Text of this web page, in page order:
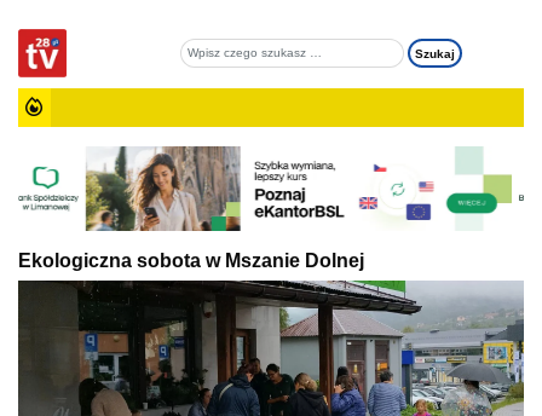
Ekologiczna sobota w Mszanie Dolnej